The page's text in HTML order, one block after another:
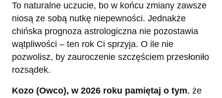
To naturalne uczucie, bo w końcu zmiany zawsze
niosą ze sobą nutkę niepewności. Jednakże
chińska prognoza astrologiczna nie pozostawia
wątpliwości – ten rok Ci sprzyja. O ile nie
pozwolisz, by zauroczenie szczęściem przesłoniło
rozsądek.
Kozo (Owco), w 2026 roku pamiętaj o tym, że